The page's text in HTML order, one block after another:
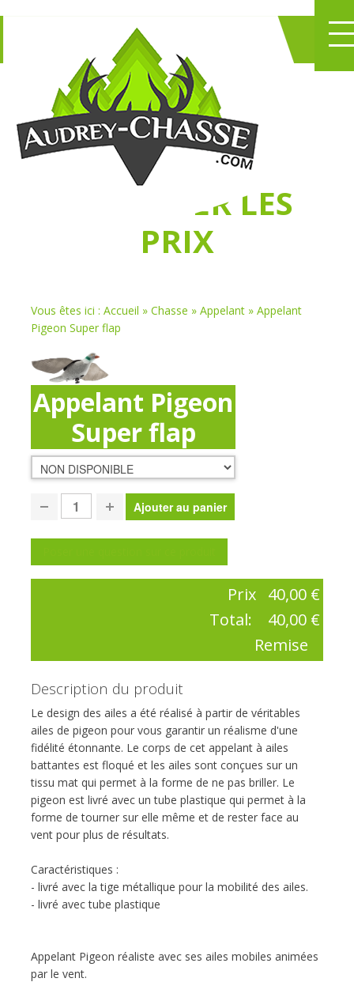
NE PERDEZ PLUS
DE TEMPS
CHASSER LES
PRIX
Vous êtes ici : Accueil » Chasse » Appelant » Appelant
Pigeon Super flap
Appelant Pigeon
Super flap
Prix 40,00 €
Total:
40,00 €
Remise
Description du produit
Le design des ailes a été réalisé à partir de véritables
ailes de pigeon pour vous garantir un réalisme d'une
fidélité étonnante. Le corps de cet appelant à ailes
battantes est floqué et les ailes sont conçues sur un
tissu mat qui permet à la forme de ne pas briller. Le
pigeon est livré avec un tube plastique qui permet à la
forme de tourner sur elle même et de rester face au
vent pour plus de résultats.
Caractéristiques :
- livré avec la tige métallique pour la mobilité des ailes.
- livré avec tube plastique
Appelant Pigeon réaliste avec ses ailes mobiles animées
par le vent.